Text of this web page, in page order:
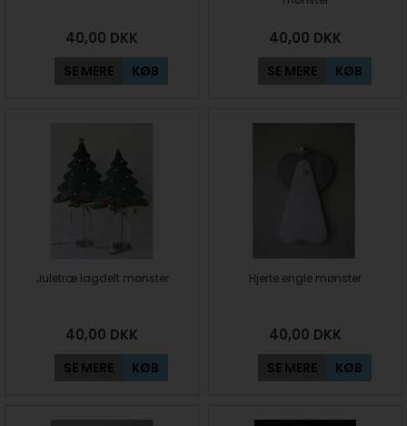
40,00 DKK
SE MERE KØB
40,00 DKK
SE MERE KØB
Juletræ lagdelt mønster
40,00 DKK
SE MERE KØB
Hjerte engle mønster
40,00 DKK
SE MERE KØB